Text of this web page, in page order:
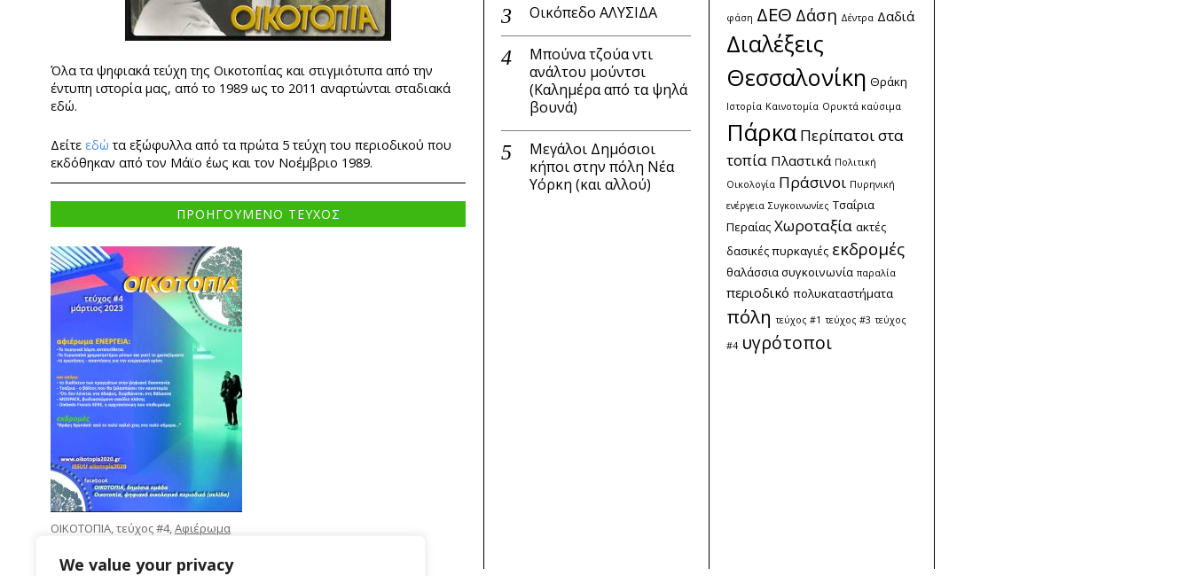
We value your privacy
Όλα τα ψηφιακά τεύχη της Οικοτοπίας και στιγμιότυπα από την
έντυπη ιστορία μας, από το 1989 ως το 2011 αναρτώνται σταδιακά
εδώ.
Δείτε εδώ τα εξώφυλλα από τα πρώτα 5 τεύχη του περιοδικού που
εκδόθηκαν από τον Μάϊο έως και τον Νοέμβριο 1989.
ΠΡΟΗΓΟΥΜΕΝΟ ΤΕΥΧΟΣ
ΟΙΚΟΤΟΠΙΑ, τεύχος #4,Αφιέρωμα
Οικόπεδο ΑΛΥΣΙΔΑ
Μπούνα τζούα ντι
ανάλτου μούντσι
(Καλημέρα από τα ψηλά
βουνά)
Μεγάλοι Δημόσιοι
κήποι στην πόλη Νέα
Υόρκη (και αλλού)
φάση ΔΕΘ Δάση Δέντρα Δαδιά
Διαλέξεις
Θεσσαλονίκη Θράκη
Ιστορία Καινοτομία Ορυκτά καύσιμα
Πάρκα Περίπατοι στα
τοπία Πλαστικά Πολιτική
Οικολογία Πράσινοι Πυρηνική
ενέργεια Συγκοινωνίες Τσαΐρια
Περαίας Χωροταξία ακτές
δασικές πυρκαγιές εκδρομές
θαλάσσια συγκοινωνία παραλία
περιοδικό πολυκαταστήματα
πόλη τεύχος #1 τεύχος #3 τεύχος
#4 υγρότοποι